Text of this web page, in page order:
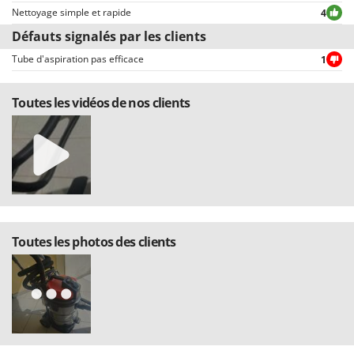
Seven Italy
Shark
Silky
Simatech
Sirman
Skil
Smartwood
Smeg
Snapper
Solidur
Spice Electronics
Spiralmac
Spring Protezione
Spyro
Nettoyage simple et rapide
4
Défauts signalés par les clients
Tube d'aspiration pas efficace 1
Toutes les vidéos de nos clients
Toutes les photos des clients